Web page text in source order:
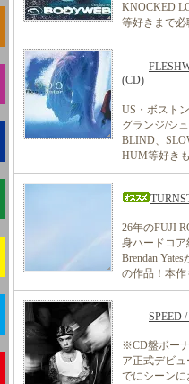
KNOCKED
等好きまで必
(CD)
US・ボスト
グランジ/シ
BLIND、
HUM等好き
26年のFUJI
身ハードコア
Brendan
の作品！本作
SPEED /
※CD盤ボー
ア正式デビ
でにシーン